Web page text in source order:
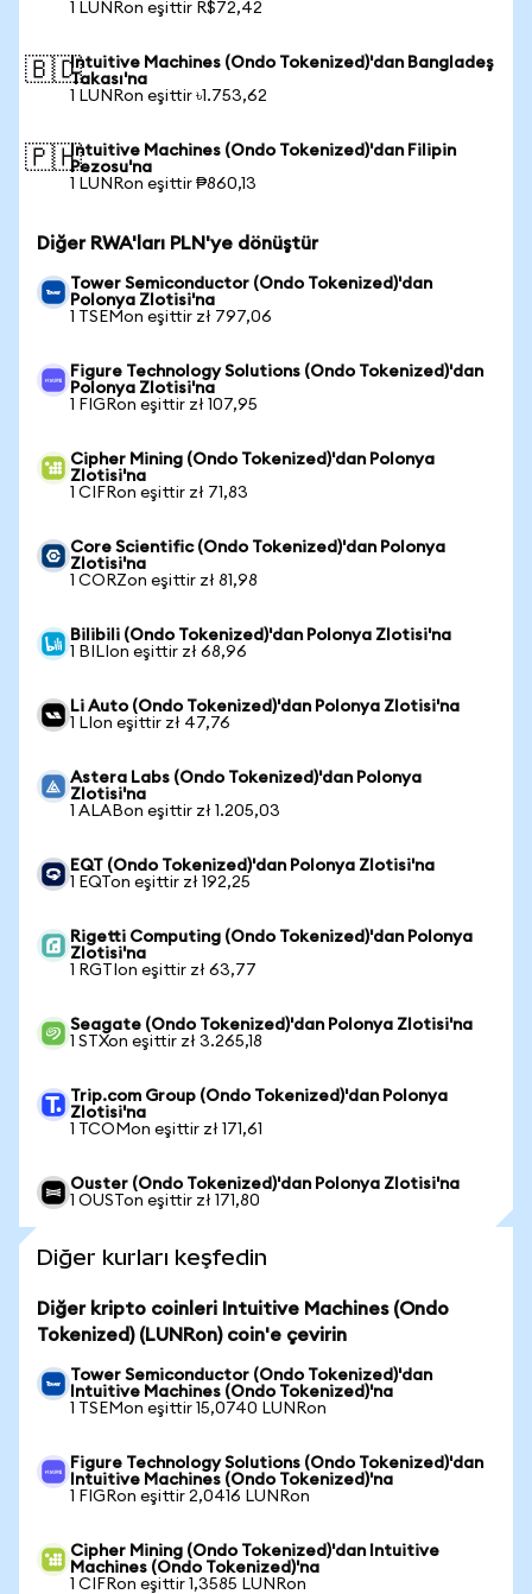
1 LUNRon eşittir R$72,42
🇧🇩Intuitive Machines (Ondo Tokenized)'dan Bangladeş
Takası'na
1 LUNRon eşittir ৳1.753,62
🇵🇭Intuitive Machines (Ondo Tokenized)'dan Filipin
Pezosu'na
1 LUNRon eşittir ₱860,13
Diğer RWA'ları PLN'ye dönüştür
Tower Semiconductor (Ondo Tokenized)'dan
Polonya Zlotisi'na
1 TSEMon eşittir zł 797,06
Figure Technology Solutions (Ondo Tokenized)'dan
Polonya Zlotisi'na
1 FIGRon eşittir zł 107,95
Cipher Mining (Ondo Tokenized)'dan Polonya
Zlotisi'na
1 CIFRon eşittir zł 71,83
Core Scientific (Ondo Tokenized)'dan Polonya
Zlotisi'na
1 CORZon eşittir zł 81,98
Bilibili (Ondo Tokenized)'dan Polonya Zlotisi'na
1 BILIon eşittir zł 68,96
Li Auto (Ondo Tokenized)'dan Polonya Zlotisi'na
1 LIon eşittir zł 47,76
Astera Labs (Ondo Tokenized)'dan Polonya
Zlotisi'na
1 ALABon eşittir zł 1.205,03
EQT (Ondo Tokenized)'dan Polonya Zlotisi'na
1 EQTon eşittir zł 192,25
Rigetti Computing (Ondo Tokenized)'dan Polonya
Zlotisi'na
1 RGTIon eşittir zł 63,77
Seagate (Ondo Tokenized)'dan Polonya Zlotisi'na
1 STXon eşittir zł 3.265,18
Trip.com Group (Ondo Tokenized)'dan Polonya
Zlotisi'na
1 TCOMon eşittir zł 171,61
Ouster (Ondo Tokenized)'dan Polonya Zlotisi'na
1 OUSTon eşittir zł 171,80
Diğer kurları keşfedin
Diğer kripto coinleri Intuitive Machines (Ondo
Tokenized) (LUNRon) coin'e çevirin
Tower Semiconductor (Ondo Tokenized)'dan
Intuitive Machines (Ondo Tokenized)'na
1 TSEMon eşittir 15,0740 LUNRon
Figure Technology Solutions (Ondo Tokenized)'dan
Intuitive Machines (Ondo Tokenized)'na
1 FIGRon eşittir 2,0416 LUNRon
Cipher Mining (Ondo Tokenized)'dan Intuitive
Machines (Ondo Tokenized)'na
1 CIFRon eşittir 1,3585 LUNRon